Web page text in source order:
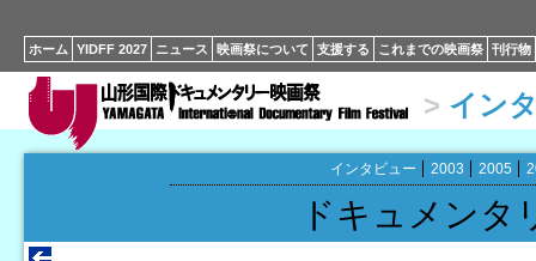
ホーム YIDFF 2027 ニュース 映画祭について 支援する これまでの映画祭 刊行物
> イン
インタビュー 2003 2005
ドキュメン